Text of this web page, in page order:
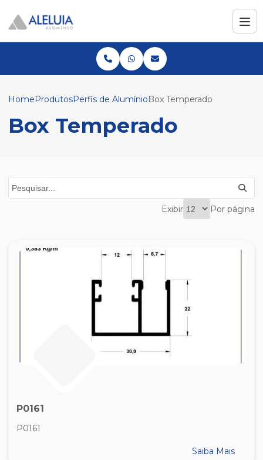
HomeProdutosPerfis de AlumínioBox Temperado
Box Temperado
Exibir Por página
P0161
P0161
Saiba Mais